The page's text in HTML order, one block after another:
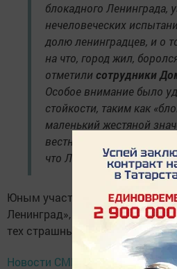
блокадного Ленинграда,
нечеловеческих
долю ленинградцев, и о
на что, город жил,
отметилисотрудники
Особое внимание было
стойкости, таким как
маленький жестяной
вестником надежды и
что Ленинград не сдался.
Юным участникам показали
Ленинград», который в
тех страшных днях и о силе
Новости СМИ2